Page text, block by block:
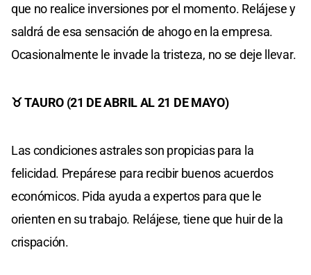
que no realice inversiones por el momento. Relájese y
saldrá de esa sensación de ahogo en la empresa.
Ocasionalmente le invade la tristeza, no se deje llevar.
♉ TAURO (21 DE ABRIL AL 21 DE MAYO)
Las condiciones astrales son propicias para la
felicidad. Prepárese para recibir buenos acuerdos
económicos. Pida ayuda a expertos para que le
orienten en su trabajo. Relájese, tiene que huir de la
crispación.